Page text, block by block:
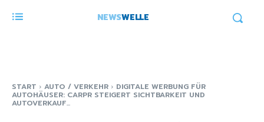
NEWSWELLE
START AUTO / VERKEHR DIGITALE WERBUNG FÜR
AUTOHÄUSER: CARPR STEIGERT SICHTBARKEIT UND
AUTOVERKAUF...